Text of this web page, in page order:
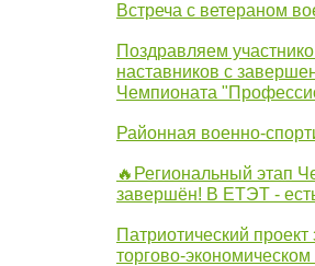
Встреча с ветераном
Поздравляем
наставников с
Чемпионата
Районная военно-
🔥Региональный этап
завершён! В ЕТЭТ -
Патриотический
торгово-